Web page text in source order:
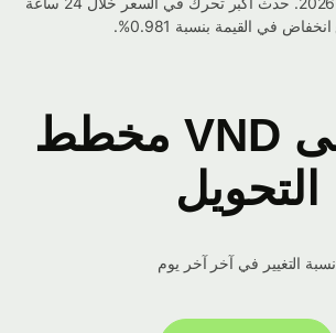
JPY إلى VND مخطط
التحويل
نسبة التغيير في آخر آخر يوم